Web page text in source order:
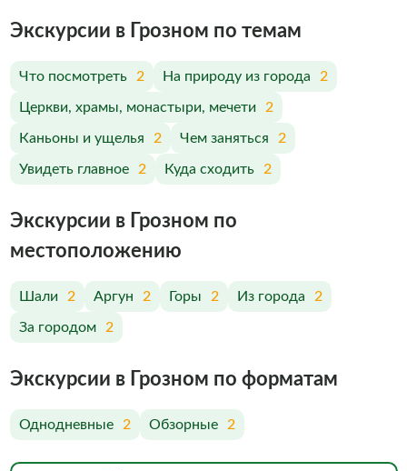
Экскурсии в Грозном по темам
Что посмотреть 2 На природу из города 2
Церкви, храмы, монастыри, мечети 2
Каньоны и ущелья 2 Чем заняться 2
Увидеть главное 2 Куда сходить 2
Экскурсии в Грозном по
меcтоположению
Шали 2 Аргун 2 Горы 2 Из города 2
За городом 2
Экскурсии в Грозном по форматам
Однодневные 2 Обзорные 2